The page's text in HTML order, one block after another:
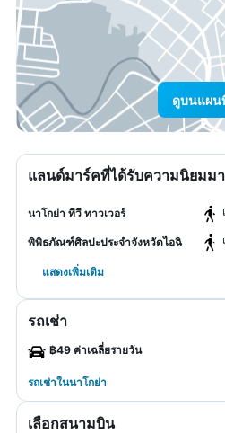
ดูบนแผน
แลนด์มาร์คที่ได้รับความนิยมม
นาโกย่า ทีวี ทาวเวอร์
พิพิธภัณฑ์ศิลปะประจำจังหวัดไอฉิ
แสดงเพิ่มเติม
รถเช่า
฿49 ค่าเฉลี่ยรายวัน
รถเช่าในนาโกย่า
เลือกสนามบิน